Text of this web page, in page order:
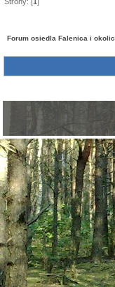
Forum osiedla Falenica i okolic